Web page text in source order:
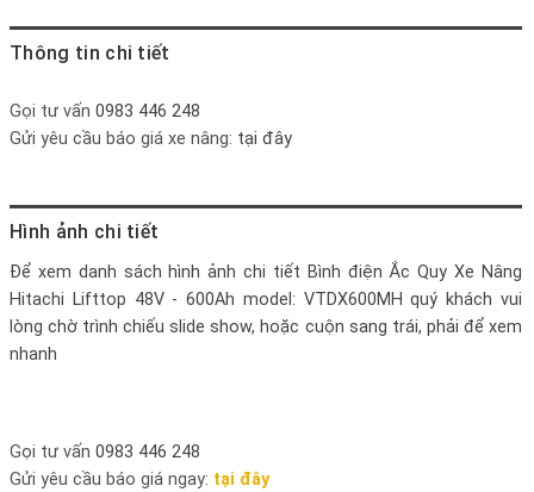
Thông tin chi tiết
Gọi tư vấn 0983 446 248
Gửi yêu cầu báo giá xe nâng: tại đây
Hình ảnh chi tiết
Để xem danh sách hình ảnh chi tiết Bình điện Ắc Quy Xe Nâng
Hitachi Lifttop 48V - 600Ah model: VTDX600MH quý khách vui
lòng chờ trình chiếu slide show, hoặc cuộn sang trái, phải để xem
nhanh
Gọi tư vấn 0983 446 248
Gửi yêu cầu báo giá ngay: tại đây